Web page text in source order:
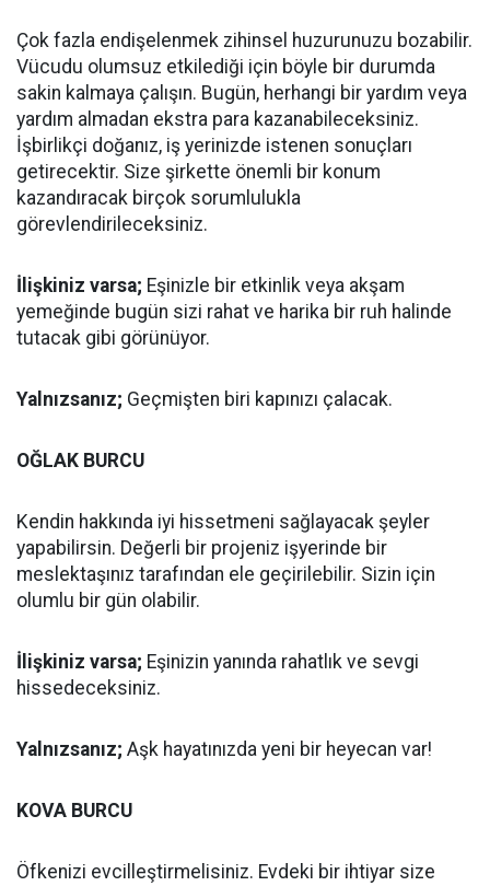
Çok fazla endişelenmek zihinsel huzurunuzu bozabilir.
Vücudu olumsuz etkilediği için böyle bir durumda
sakin kalmaya çalışın. Bugün, herhangi bir yardım veya
yardım almadan ekstra para kazanabileceksiniz.
İşbirlikçi doğanız, iş yerinizde istenen sonuçları
getirecektir. Size şirkette önemli bir konum
kazandıracak birçok sorumlulukla
görevlendirileceksiniz.
İlişkiniz varsa; Eşinizle bir etkinlik veya akşam
yemeğinde bugün sizi rahat ve harika bir ruh halinde
tutacak gibi görünüyor.
Yalnızsanız; Geçmişten biri kapınızı çalacak.
OĞLAK BURCU
Kendin hakkında iyi hissetmeni sağlayacak şeyler
yapabilirsin. Değerli bir projeniz işyerinde bir
meslektaşınız tarafından ele geçirilebilir. Sizin için
olumlu bir gün olabilir.
İlişkiniz varsa; Eşinizin yanında rahatlık ve sevgi
hissedeceksiniz.
Yalnızsanız; Aşk hayatınızda yeni bir heyecan var!
KOVA BURCU
Öfkenizi evcilleştirmelisiniz. Evdeki bir ihtiyar size